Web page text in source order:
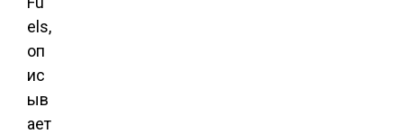
els,
оп
ис
ыв
ает